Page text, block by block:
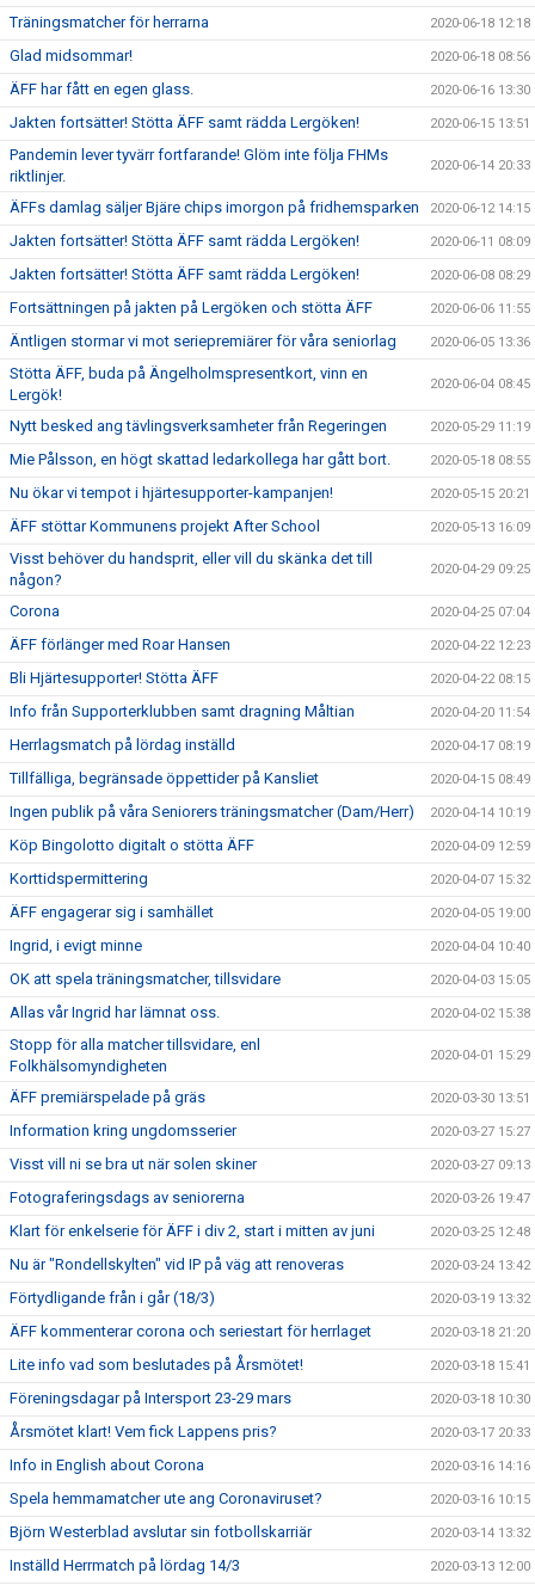
Träningsmatcher för herrarna 2020-06-18 12:18
Glad midsommar! 2020-06-18 08:56
ÄFF har fått en egen glass. 2020-06-16 13:30
Jakten fortsätter! Stötta ÄFF samt rädda Lergöken! 2020-06-15 13:51
Pandemin lever tyvärr fortfarande! Glöm inte följa FHMs
riktlinjer.
2020-06-14 20:33
ÄFFs damlag säljer Bjäre chips imorgon på fridhemsparken 2020-06-12 14:15
Jakten fortsätter! Stötta ÄFF samt rädda Lergöken! 2020-06-11 08:09
Jakten fortsätter! Stötta ÄFF samt rädda Lergöken! 2020-06-08 08:29
Fortsättningen på jakten på Lergöken och stötta ÄFF 2020-06-06 11:55
Äntligen stormar vi mot seriepremiärer för våra seniorlag 2020-06-05 13:36
Stötta ÄFF, buda på Ängelholmspresentkort, vinn en
Lergök!
2020-06-04 08:45
Nytt besked ang tävlingsverksamheter från Regeringen 2020-05-29 11:19
Mie Pålsson, en högt skattad ledarkollega har gått bort. 2020-05-18 08:55
Nu ökar vi tempot i hjärtesupporter-kampanjen! 2020-05-15 20:21
ÄFF stöttar Kommunens projekt After School 2020-05-13 16:09
Visst behöver du handsprit, eller vill du skänka det till
någon?
2020-04-29 09:25
Corona 2020-04-25 07:04
ÄFF förlänger med Roar Hansen 2020-04-22 12:23
Bli Hjärtesupporter! Stötta ÄFF 2020-04-22 08:15
Info från Supporterklubben samt dragning Måltian 2020-04-20 11:54
Herrlagsmatch på lördag inställd 2020-04-17 08:19
Tillfälliga, begränsade öppettider på Kansliet 2020-04-15 08:49
Ingen publik på våra Seniorers träningsmatcher (Dam/Herr) 2020-04-14 10:19
Köp Bingolotto digitalt o stötta ÄFF 2020-04-09 12:59
Korttidspermittering 2020-04-07 15:32
ÄFF engagerar sig i samhället 2020-04-05 19:00
Ingrid, i evigt minne 2020-04-04 10:40
OK att spela träningsmatcher, tillsvidare 2020-04-03 15:05
Allas vår Ingrid har lämnat oss. 2020-04-02 15:38
Stopp för alla matcher tillsvidare, enl
Folkhälsomyndigheten
2020-04-01 15:29
ÄFF premiärspelade på gräs 2020-03-30 13:51
Information kring ungdomsserier 2020-03-27 15:27
Visst vill ni se bra ut när solen skiner 2020-03-27 09:13
Fotograferingsdags av seniorerna 2020-03-26 19:47
Klart för enkelserie för ÄFF i div 2, start i mitten av juni 2020-03-25 12:48
Nu är "Rondellskylten" vid IP på väg att renoveras 2020-03-24 13:42
Förtydligande från i går (18/3) 2020-03-19 13:32
ÄFF kommenterar corona och seriestart för herrlaget 2020-03-18 21:20
Lite info vad som beslutades på Årsmötet! 2020-03-18 15:41
Föreningsdagar på Intersport 23-29 mars 2020-03-18 10:30
Årsmötet klart! Vem fick Lappens pris? 2020-03-17 20:33
Info in English about Corona 2020-03-16 14:16
Spela hemmamatcher ute ang Coronaviruset? 2020-03-16 10:15
Björn Westerblad avslutar sin fotbollskarriär 2020-03-14 13:32
Inställd Herrmatch på lördag 14/3 2020-03-13 12:00